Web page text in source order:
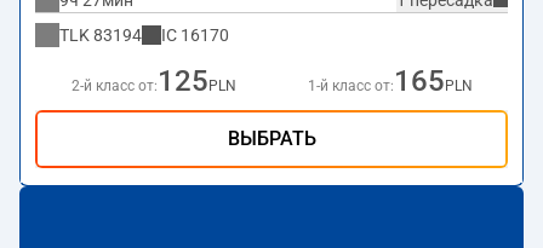
TLK 83194 IC 16170
2-й класс от: 125 PLN 1-й класс от: 165 PLN
ВЫБРАТЬ